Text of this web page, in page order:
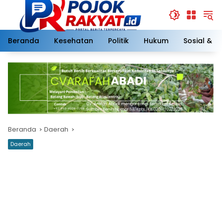
Langsung
konten
Beranda
Kesehatan Politik Hukum Sosial &
Beranda Daerah
Daerah